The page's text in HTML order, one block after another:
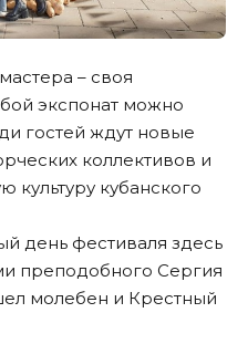
– своя
экспонат можно
гостей ждут новые
коллективов и
культуру кубанского
день фестиваля здесь
преподобного Сергия
молебен и Крестный